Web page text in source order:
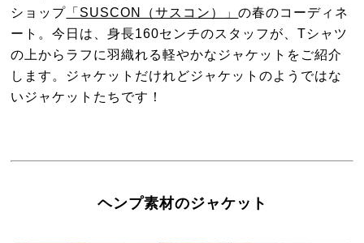
ショップ 「SUSCON（サスコン）」の春のコーディネ
ート。今日は、身長160センチのスタッフが、Tシャツ
の上からラフに羽織れる軽やかなジャケットをご紹介
します。ジャケットだけれどジャケットのようではな
いジャケットたちです！
ヘンプ素材のジャケット